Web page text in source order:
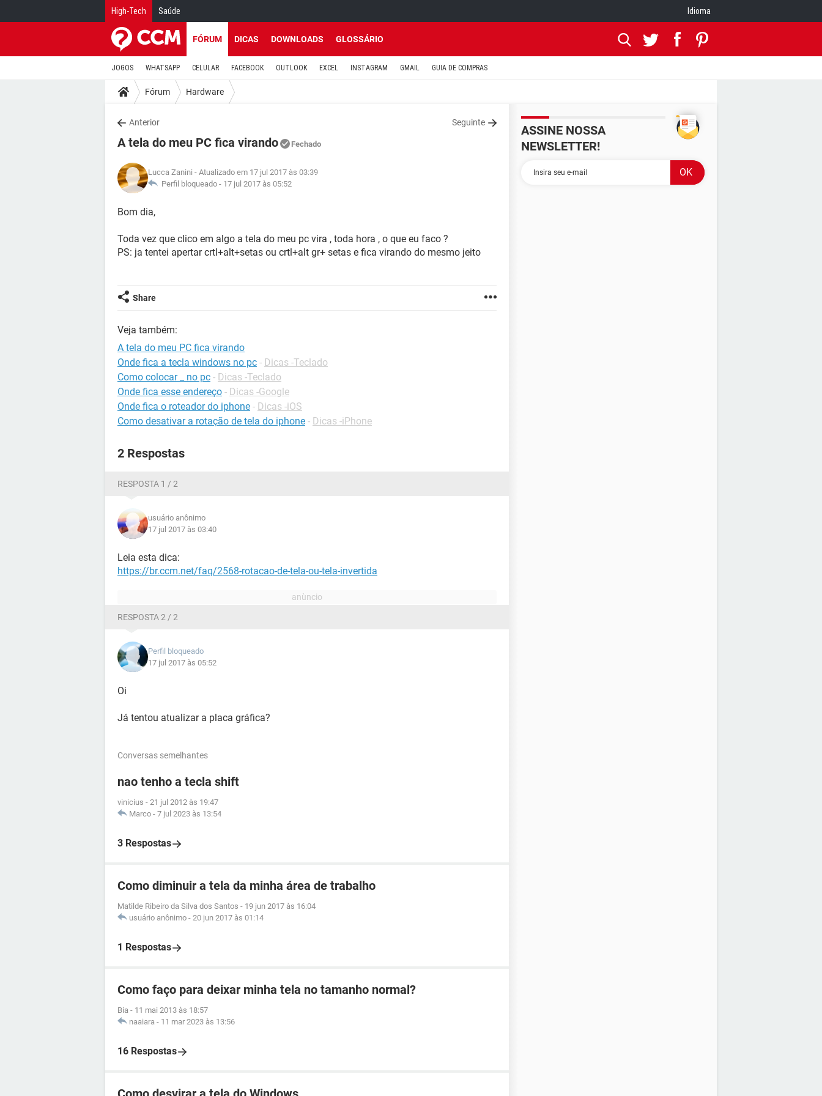
High-Tech Saúde Idioma
FÓRUM DICAS DOWNLOADS GLOSSÁRIO
JOGOS WHATSAPP CELULAR FACEBOOK OUTLOOK EXCEL INSTAGRAM GMAIL GUIA DE COMPRAS
Fórum Hardware
Anterior Seguinte
A tela do meu PC fica virando Fechado
Lucca Zanini - Atualizado em 17 jul 2017 às 03:39
Perfil bloqueado - 17 jul 2017 às 05:52
Bom dia,
Toda vez que clico em algo a tela do meu pc vira , toda hora , o que eu faco ?
PS: ja tentei apertar crtl+alt+setas ou crtl+alt gr+ setas e fica virando do mesmo jeito
Share
Veja também:
A tela do meu PC fica virando
Onde fica a tecla windows no pc - Dicas -Teclado
Como colocar _ no pc - Dicas -Teclado
Onde fica esse endereço - Dicas -Google
Onde fica o roteador do iphone - Dicas -iOS
Como desativar a rotação de tela do iphone - Dicas -iPhone
2 Respostas
RESPOSTA 1 / 2
usuário anônimo
17 jul 2017 às 03:40
Leia esta dica:
https://br.ccm.net/faq/2568-rotacao-de-tela-ou-tela-invertida
RESPOSTA 2 / 2
Perfil bloqueado
17 jul 2017 às 05:52
Oi
Já tentou atualizar a placa gráfica?
Conversas semelhantes
nao tenho a tecla shift
vinicius - 21 jul 2012 às 19:47
Marco - 7 jul 2023 às 13:54
3 Respostas
Como diminuir a tela da minha área de trabalho
Matilde Ribeiro da Silva dos Santos - 19 jun 2017 às 16:04
usuário anônimo - 20 jun 2017 às 01:14
1 Respostas
Como faço para deixar minha tela no tamanho normal?
Bia - 11 mai 2013 às 18:57
naaiara - 11 mar 2023 às 13:56
16 Respostas
ASSINE NOSSA
NEWSLETTER!